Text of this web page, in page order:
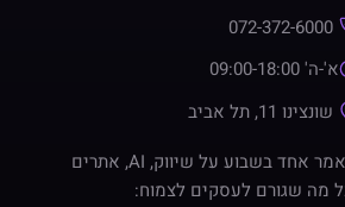
072-372-6000
א'-ה' 09:00-18:00
שונצינו 11, תל אביב
מאמר אחד בשבוע על שיווק, AI, אתרים
מה שגורם לעסקים לצמוח: